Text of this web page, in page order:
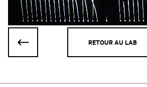
RETOUR AU LAB